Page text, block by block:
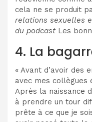
cela ne se produit
relations sexuelles
du podcast Les
4. La
« Avant d’avoir des
avec mes collègues
Après la naissance
à prendre un tour
prête à ce que je